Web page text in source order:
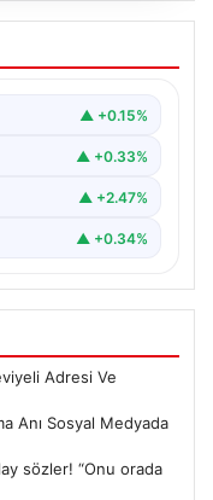
ile
Mohamed Salah
▲ +0.15%
▲ +0.33%
▲ +2.47%
▲ +0.34%
Adresi Ve
Anı Sosyal Medyada
sözler! “Onu orada